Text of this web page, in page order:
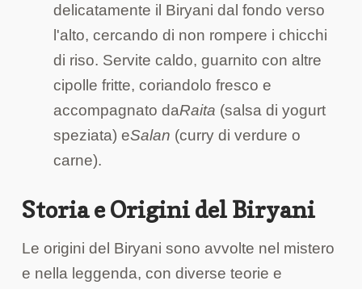
delicatamente il Biryani dal fondo verso
l'alto, cercando di non rompere i chicchi
di riso. Servite caldo, guarnito con altre
cipolle fritte, coriandolo fresco e
accompagnato daRaita (salsa di yogurt
speziata) eSalan (curry di verdure o
carne).
Storia e Origini del Biryani
Le origini del Biryani sono avvolte nel mistero
e nella leggenda, con diverse teorie e